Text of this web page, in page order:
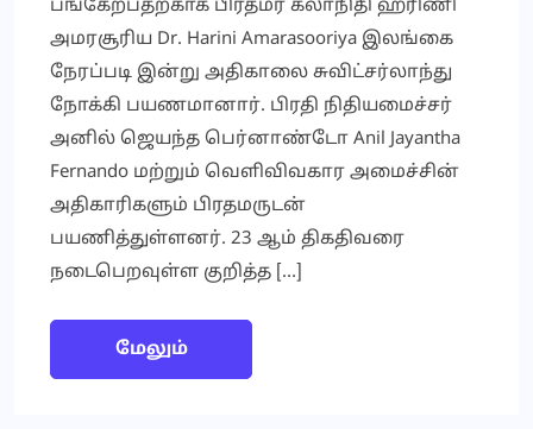
பங்கேற்பதற்காக பிரதமர் கலாநிதி ஹரிணி
அமரசூரிய Dr. Harini Amarasooriya இலங்கை
நேரப்படி இன்று அதிகாலை சுவிட்சர்லாந்து
நோக்கி பயணமானார். பிரதி நிதியமைச்சர்
அனில் ஜெயந்த பெர்னாண்டோ Anil Jayantha
Fernando மற்றும் வெளிவிவகார அமைச்சின்
அதிகாரிகளும் பிரதமருடன்
பயணித்துள்ளனர். 23 ஆம் திகதிவரை
நடைபெறவுள்ள குறித்த […]
மேலும்